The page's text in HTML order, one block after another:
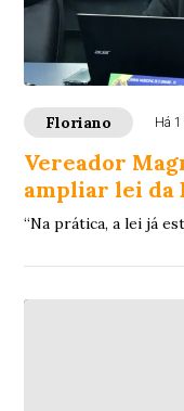
Floriano Há
Vereador
ampliar lei da
“Na prática, a lei já